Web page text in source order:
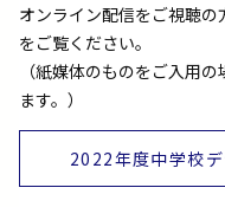
オンライン配信をご視聴
をご覧ください。
（紙媒体のものをご入用の
ます。）
2022年度中学校